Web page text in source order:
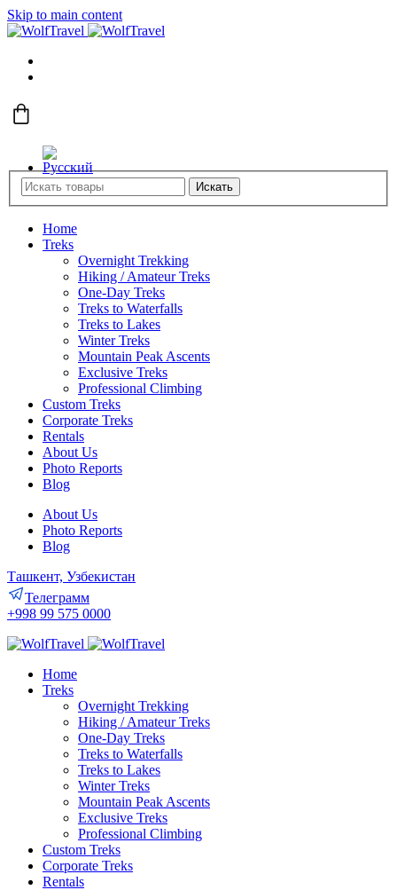
Skip to main content
Искать
Home
Treks
Overnight Trekking
Hiking / Amateur Treks
One-Day Treks
Treks to Waterfalls
Treks to Lakes
Winter Treks
Mountain Peak Ascents
Exclusive Treks
Professional Climbing
Custom Treks
Corporate Treks
Rentals
About Us
Photo Reports
Blog
About Us
Photo Reports
Blog
Ташкент, Узбекистан
Телеграмм
+998 99 575 0000
Home
Treks
Overnight Trekking
Hiking / Amateur Treks
One-Day Treks
Treks to Waterfalls
Treks to Lakes
Winter Treks
Mountain Peak Ascents
Exclusive Treks
Professional Climbing
Custom Treks
Corporate Treks
Rentals